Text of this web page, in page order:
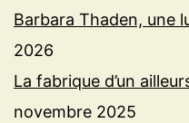
Barbara Thaden, une
2026
La fabrique d’un
novembre 2025